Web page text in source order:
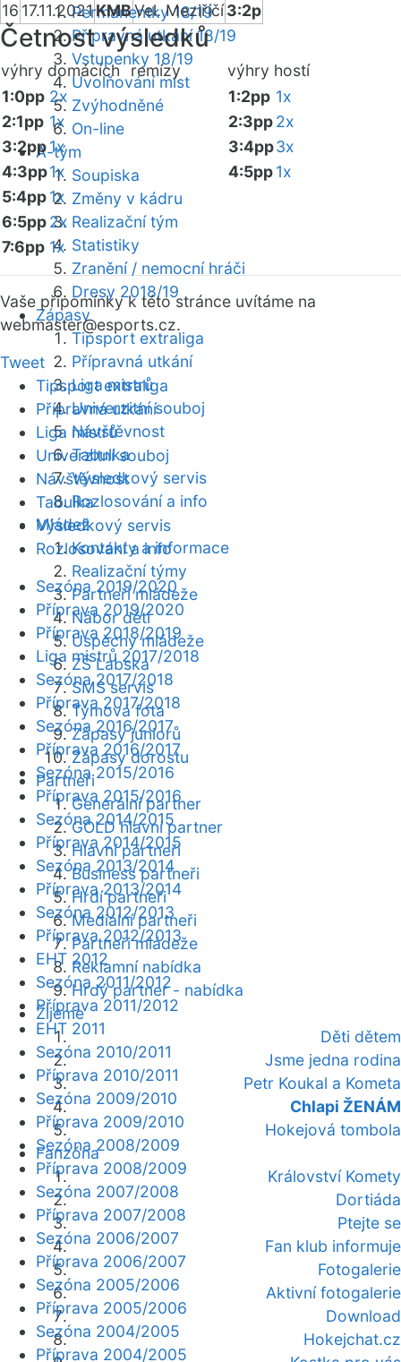
Permanentky 18/19
Přípravná utkání 18/19
Vstupenky 18/19
Uvolňování míst
Zvýhodněné
On-line
A-tým
Soupiska
Změny v kádru
Realizační tým
Statistiky
Zranění / nemocní hráči
Dresy 2018/19
Zápasy
Tipsport extraliga
Přípravná utkání
Liga mistrů
Univerzitní souboj
Návštěvnost
Tabulka
Výsledkový servis
Rozlosování a info
Mládež
Kontakty a informace
Realizační týmy
Partneři mládeže
Nábor dětí
Úspěchy mládeže
ZŠ Labská
SMS servis
Týmová fota
Zápasy juniorů
Zápasy dorostu
Partneři
Generální partner
GOLD hlavní partner
Hlavní partneři
Business partneři
Hrdí partneři
Mediální partneři
Partneři mládeže
Reklamní nabídka
Hrdý partner - nabídka
Žijeme
Děti dětem
Jsme jedna rodina
Petr Koukal a Kometa
Chlapi ŽENÁM
Hokejová tombola
Fanzóna
Království Komety
Dortiáda
Ptejte se
Fan klub informuje
Fotogalerie
Aktivní fotogalerie
Download
Hokejchat.cz
16 17.11.2021KMBVel. Meziříčí3:2p
Četnost výsledků
výhry domácích remízy výhry hostí
1:0pp 2x
2:1pp 1x
3:2pp1x
4:3pp1x
5:4pp1x
6:5pp2x
7:6pp 1x
1:2pp 1x
2:3pp2x
3:4pp3x
4:5pp1x
Vaše připomínky k této stránce uvítáme na
webmaster@esports.cz.
Tweet
Tipsport extraliga
Přípravná utkání
Liga mistrů
Univerzitní souboj
Návštěvnost
Tabulka
Výsledkový servis
Rozlosování a info
Sezóna 2019/2020
Příprava 2019/2020
Příprava 2018/2019
Liga mistrů 2017/2018
Sezóna 2017/2018
Příprava 2017/2018
Sezóna 2016/2017
Příprava 2016/2017
Sezóna 2015/2016
Příprava 2015/2016
Sezóna 2014/2015
Příprava 2014/2015
Sezóna 2013/2014
Příprava 2013/2014
Sezóna 2012/2013
Příprava 2012/2013
EHT 2012
Sezóna 2011/2012
Příprava 2011/2012
EHT 2011
Sezóna 2010/2011
Příprava 2010/2011
Sezóna 2009/2010
Příprava 2009/2010
Sezóna 2008/2009
Příprava 2008/2009
Sezóna 2007/2008
Příprava 2007/2008
Sezóna 2006/2007
Příprava 2006/2007
Sezóna 2005/2006
Příprava 2005/2006
Sezóna 2004/2005
Příprava 2004/2005